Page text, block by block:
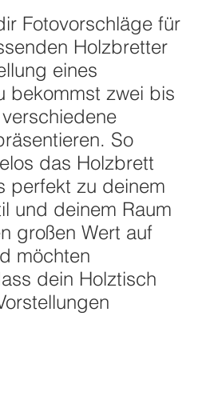
Fotovorschläge für
Holzbretter
eines
bekommst zwei bis
So
das Holzbrett
perfekt zu deinem
und deinem Raum
großen Wert auf
möchten
dein Holztisch